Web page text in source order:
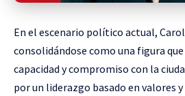
En el escenario político actual,
consolidándose como una figura
capacidad y compromiso con la
por un liderazgo basado en valores